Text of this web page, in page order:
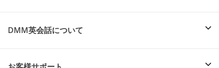
DMM英会話について